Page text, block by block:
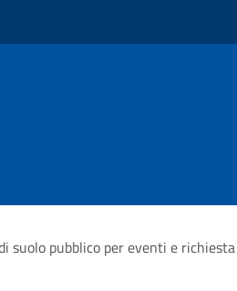
suolo pubblico per eventi e